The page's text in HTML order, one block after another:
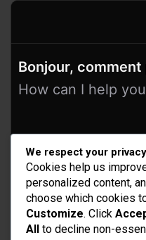
Bonjour,
How can I help
Idées
We respect your privacy
Cookies help us
personalized content,
choose which cookies
Customize. Click
All to decline non-